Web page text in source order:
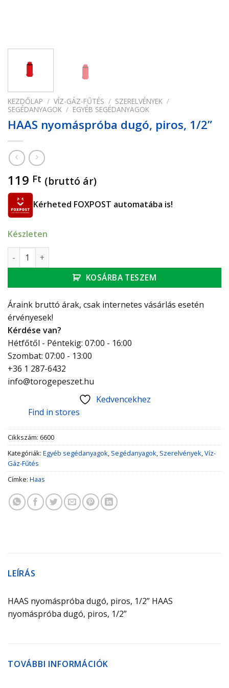
KEZDŐLAP / VÍZ-GÁZ-FŰTÉS / SZERELVÉNYEK /
SEGÉDANYAGOK / EGYÉB SEGÉDANYAGOK
HAAS nyomáspróba dugó, piros, 1/2”
119 Ft (bruttó ár)
Kérheted FOXPOST automatába is!
Készleten
HAAS nyomáspróba dugó, piros, 1/2” mennyiség
KOSÁRBA TESZEM
Áraink bruttó árak, csak internetes vásárlás esetén
érvényesek!
Kérdése van?
Hétfőtől - Péntekig: 07:00 - 16:00
Szombat: 07:00 - 13:00
+36 1 287-6432
info@torogepeszet.hu
Kedvencekhez
Find in stores
Cikkszám: 6600
Kategóriák: Egyéb segédanyagok, Segédanyagok, Szerelvények,Víz-
Gáz-Fűtés
Címke: Haas
LEÍRÁS
HAAS nyomáspróba dugó, piros, 1/2” HAAS
nyomáspróba dugó, piros, 1/2”
TOVÁBBI INFORMÁCIÓK